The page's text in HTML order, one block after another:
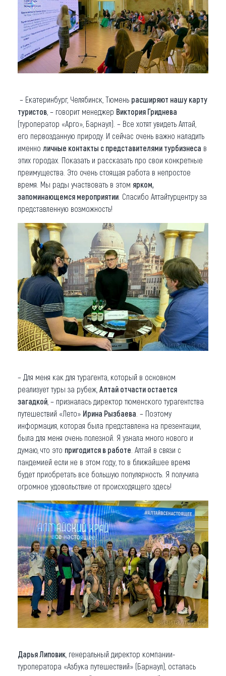
– Екатеринбург, Челябинск, Тюмень расширяют нашу карту
туристов , – говорит менеджер Виктория Гриднева
(туроператор «Арго», Барнаул). – Все хотят увидеть Алтай,
его первозданную природу. И сейчас очень важно наладить
именно личные контакты с представителями турбизнеса в
этих городах. Показать и рассказать про свои конкретные
преимущества. Это очень стоящая работа в непростое
время. Мы рады участвовать в этом ярком,
запоминающемся мероприятии . Спасибо Алтайтурцентру за
представленную возможность!
– Для меня как для турагента, который в основном
реализует туры за рубеж, Алтай отчасти остается
загадкой , – призналась директор тюменского турагентства
путешествий «Лето» Ирина Рызбаева . – Поэтому
информация, которая была представлена на презентации,
была для меня очень полезной. Я узнала много нового и
думаю, что это пригодится в работе . Алтай в связи с
пандемией если не в этом году, то в ближайшее время
будет приобретать все большую популярность. Я получила
огромное удовольствие от происходящего здесь!
Дарья Липовик , генеральный директор компании-
туроператора «Азбука путешествий» (Барнаул), осталась